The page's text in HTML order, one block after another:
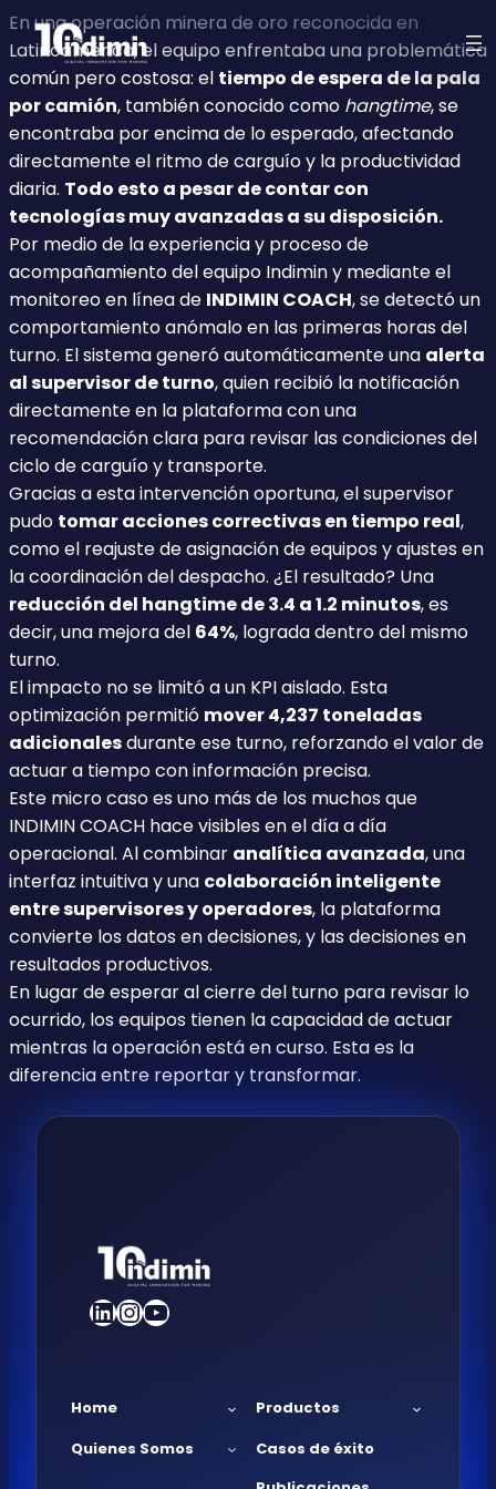
En una operación minera de oro reconocida en
Latinoamérica, el equipo enfrentaba una problemática
común pero costosa: el tiempo de espera de la pala
por camión, también conocido como hangtime, se
encontraba por encima de lo esperado, afectando
directamente el ritmo de carguío y la productividad
diaria. Todo esto a pesar de contar con
tecnologías muy avanzadas a su disposición.
Por medio de la experiencia y proceso de
acompañamiento del equipo Indimin y mediante el
monitoreo en línea de INDIMIN COACH, se detectó un
comportamiento anómalo en las primeras horas del
turno. El sistema generó automáticamente una alerta
al supervisor de turno, quien recibió la notificación
directamente en la plataforma con una
recomendación clara para revisar las condiciones del
ciclo de carguío y transporte.
Gracias a esta intervención oportuna, el supervisor
pudo tomar acciones correctivas en tiempo real,
como el reajuste de asignación de equipos y ajustes en
la coordinación del despacho. ¿El resultado? Una
reducción del hangtime de 3.4 a 1.2 minutos, es
decir, una mejora del 64%, lograda dentro del mismo
turno.
El impacto no se limitó a un KPI aislado. Esta
optimización permitió mover 4,237 toneladas
adicionalesdurante ese turno, reforzando el valor de
actuar a tiempo con información precisa.
Este micro caso es uno más de los muchos que
INDIMIN COACH hace visibles en el día a día
operacional. Al combinar analítica avanzada, una
interfaz intuitiva y una colaboración inteligente
entre supervisores y operadores, la plataforma
convierte los datos en decisiones, y las decisiones en
resultados productivos.
En lugar de esperar al cierre del turno para revisar lo
ocurrido, los equipos tienen la capacidad de actuar
mientras la operación está en curso. Esta es la
diferencia entre reportar y transformar.
LinkedIn
Instagram
YouTube
Home
Productos
Quienes Somos
Casos de éxito